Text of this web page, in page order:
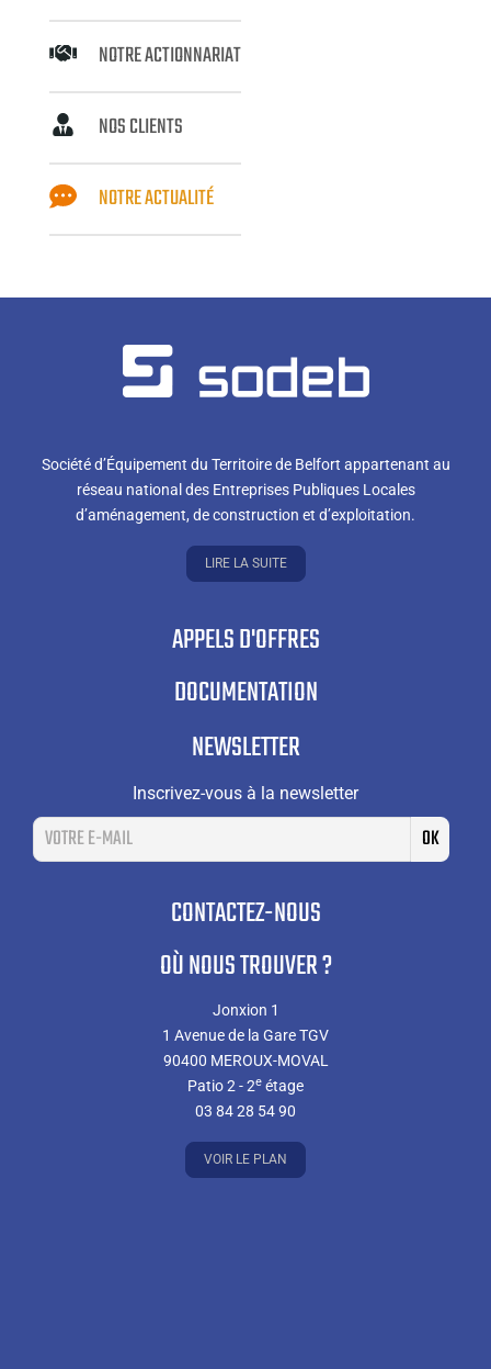
NOTRE ACTIONNARIAT
NOS CLIENTS
NOTRE ACTUALITÉ
Société d’Équipement du Territoire de Belfort appartenant au
réseau national des Entreprises Publiques Locales
d’aménagement, de construction et d’exploitation.
LIRE LA SUITE
APPELS D'OFFRES
DOCUMENTATION
NEWSLETTER
Inscrivez-vous à la newsletter
CONTACTEZ-NOUS
OÙ NOUS TROUVER ?
Jonxion 1
1 Avenue de la Gare TGV
90400 MEROUX-MOVAL
Patio 2 - 2e étage
03 84 28 54 90
VOIR LE PLAN